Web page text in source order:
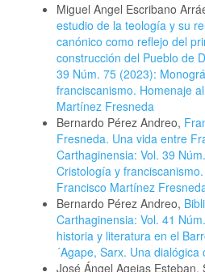
Miguel Angel Escribano
estudio de la teología y su
canónico como reflejo del
construcción del Pueblo de
39 Núm. 75 (2023):
franciscanismo. Homenaje
Martínez Fresneda
Bernardo Pérez Andreo,
Fresneda. Una vida entre
Carthaginensia: Vol. 39
Cristología y
Francisco Martínez
Bernardo Pérez Andreo,
Carthaginensia: Vol. 41
historia y literatura en el
´Agape, Sarx. Una dialógica
José Ángel Agejas Esteban,